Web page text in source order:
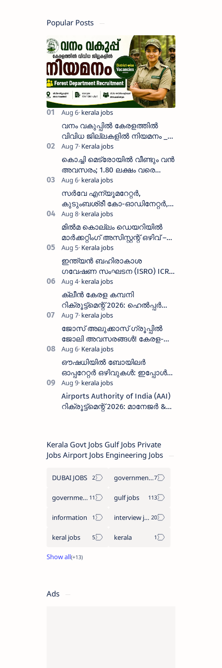
Popular Posts
വനം വകുപ്പിൽ കേരളത്തിൽ
വിവിധ ജില്ലകളിൽ നിയമനം _
Forest Department Recruitment |
District-wise Vacancies
കൊച്ചി മെട്രോയിൽ വീണ്ടും വൻ
അവസരം; 1.80 ലക്ഷം വരെ
ശമ്പളം വാങ്ങാം, യോഗ്യത
അറിയാം
സർവേ എന്യൂമറേറ്റർ,
കുടുംബശ്രീ കോ-ഓഡിനേറ്റർ,
ആശ വർക്കർ ഒഴിവുകളിൽ
അപേക്ഷിക്കാം
മിൽമ കൊല്ലം ഡെയറിയിൽ
മാർക്കറ്റിംഗ് അസിസ്റ്റന്റ് ഒഴിവ് –
വാക്ക് ഇൻ ഇന്റർവ്യൂ ഓഗസ്റ്റ്
11-ന്
ഇന്ത്യൻ ബഹിരാകാശ
ഗവേഷണ സംഘടന (ISRO) ICRB
യിൽ ജോലി അവസരം :ശമ്പളം
25, 500 രൂപ മുതൽ
ക്ലീൻ കേരള കമ്പനി
റിക്രൂട്ട്മെന്റ് 2026: ഹെൽപ്പർ
തസ്തികയിലേക്ക് ഓഗസ്റ്റ് 5-ന്
വാക്ക് ഇൻ ഇന്റർവ്യൂ
ജോസ് അലുക്കാസ് ഗ്രൂപ്പിൽ
ജോലി അവസരങ്ങൾ! കേരള-
തമിഴ്നാട് റീജിയണിൽ
സെയിൽസ്, സപ്പോർട്ട് സ്റ്റാഫ്
റിക്രൂട്ട്മെന്റ്
ഔഷധിയിൽ ബോയിലർ
ഓപ്പറേറ്റർ ഒഴിവുകൾ: ഇപ്പോൾ
അപേക്ഷിക്കാം | 2 സീറ്റുകൾ |
ശമ്പളം 19,750/
Airports Authority of India (AAI)
റിക്രൂട്ട്മെന്റ് 2026: മാനേജർ &
Kerala Govt Jobs Gulf Jobs Private
Jobs Airport Jobs Engineering Jobs
DUBAI JOBS government information
government jobs gulf jobs
information interview jobs
keral jobs kerala
Ads